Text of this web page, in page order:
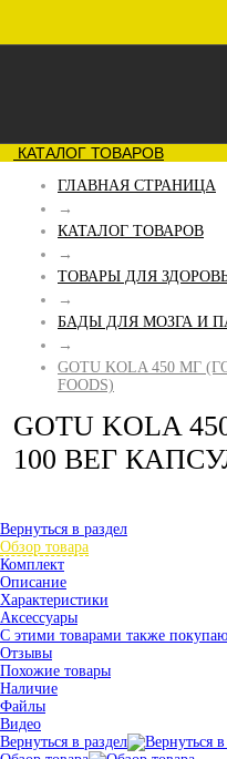
КАТАЛОГ ТОВАРОВ
ГЛАВНАЯ СТРАНИЦА
→
КАТАЛОГ ТОВАРОВ
→
ТОВАРЫ ДЛЯ
→
БАДЫ ДЛЯ МОЗГА И
→
GOTU KOLA 450 МГ
FOODS)
GOTU KOLA
100 ВЕГ
Вернуться в раздел
Обзор товара
Комплект
Описание
Характеристики
Аксессуары
С этими товарами также
Отзывы
Похожие товары
Наличие
Файлы
Видео
Вернуться в раздел